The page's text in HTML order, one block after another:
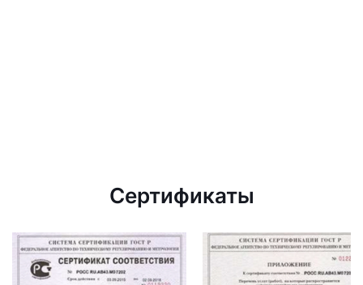
Сертификаты